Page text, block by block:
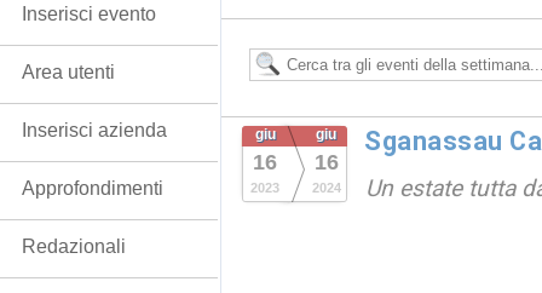
giu
16
2023
giu
16
2024
Sganassau
Un estate tutta
Inserisci evento
Area utenti
Inserisci azienda
Approfondimenti
Redazionali